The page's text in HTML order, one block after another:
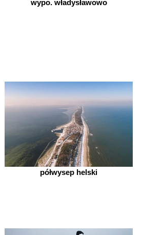
wypo. władysławowo
półwysep helski